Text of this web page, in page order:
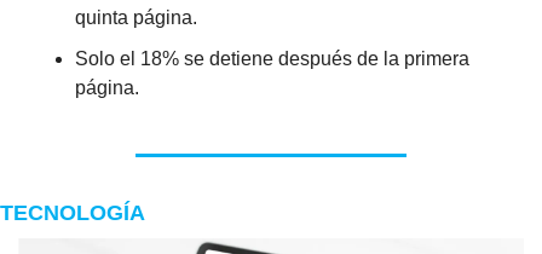
quinta página.
Solo el 18% se detiene después de la primera
página.
TECNOLOGÍA